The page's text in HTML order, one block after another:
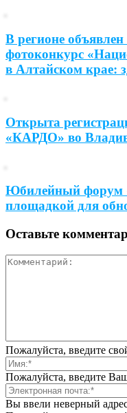
В регионе
фотоконкурс
в Алтайском крае:
Открыта
«КАРДО» во
Юбилейный форум
площадкой для
Оставьте
Пожалуйста, введите
Пожалуйста, введите
Вы ввели неверный